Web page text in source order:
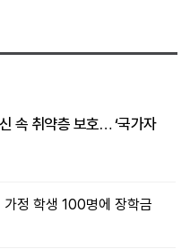
속 취약층 보호… ‘국가자
정 학생 100명에 장학금